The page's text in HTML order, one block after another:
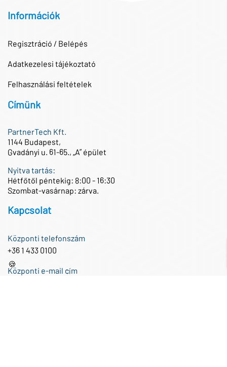
Információk
Regisztráció / Belépés
Adatkezelesi tájékoztató
Felhasználási feltételek
Címünk
PartnerTech Kft.
1144 Budapest,
Gvadányi u. 61-65., „A” épület
Nyitva tartás:
Hétfőtől péntekig: 8:00 - 16:30
Szombat-vasárnap: zárva.
Kapcsolat
Központi telefonszám
+36 1 433 0100
Központi e-mail cím
🍪